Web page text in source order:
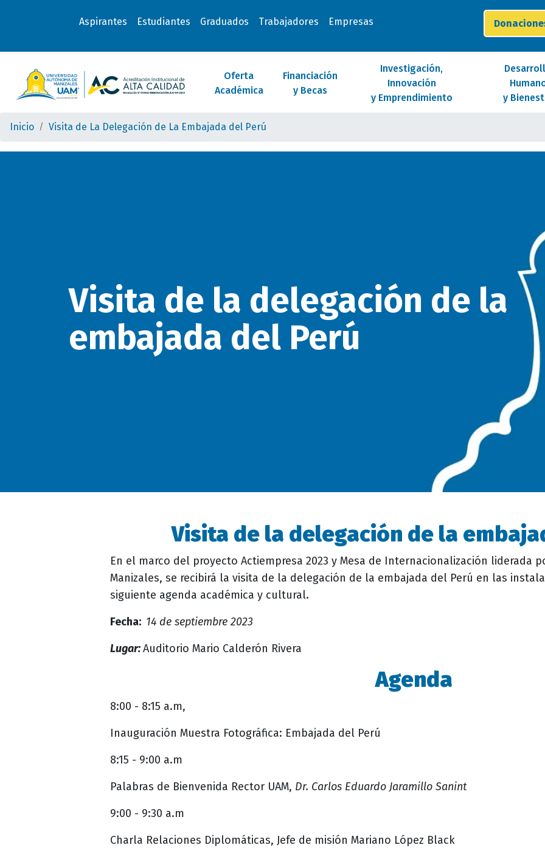
Aspirantes Estudiantes Graduados Trabajadores Empresas
Oferta
Académica
Financiación
y Becas
Investigación,
Innovación
y Emprendimiento
y
Inicio Visita de La Delegación de La Embajada del Perú
Visita de la delegación de la
embajada del Perú
Visita de la delegación de la
En el marco del proyecto Actiempresa 2023 y Mesa de Internacionalización liderada
Manizales, se recibirá la visita de la delegación de la embajada del Perú en las
siguiente agenda académica y cultural.
Fecha: 14 de septiembre 2023
Lugar:Auditorio Mario Calderón Rivera
Agenda
8:00 - 8:15 a.m,
Inauguración Muestra Fotográfica: Embajada del Perú
8:15 - 9:00 a.m
Palabras de Bienvenida Rector UAM, Dr. Carlos Eduardo Jaramillo Sanint
9:00 - 9:30 a.m
Charla Relaciones Diplomáticas, Jefe de misión Mariano López Black